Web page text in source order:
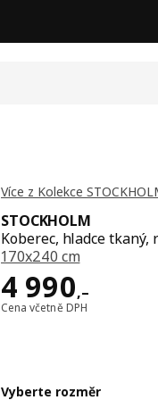
Více z Kolekce
STOCKHOLM
Koberec, hladce
170x240 cm
4 990,–
Cena 4990,–
Cena včetně DPH
Vyberte rozměr